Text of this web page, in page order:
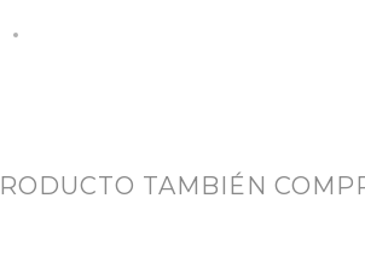
TAMBIÉN